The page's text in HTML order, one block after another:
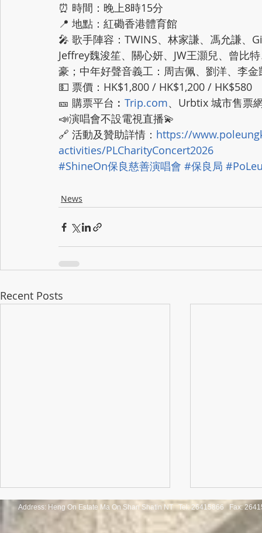
⏰ 時間：晚上8時15分
📍 地點：紅磡香港體育館
🎤 歌手陣容：TWINS、林家謙、馮允謙、
Jeffrey魏浚笙、關心妍、JW王灝兒、曾比
豪；中年好聲音義工：周吉佩、劉洋、李
💵 票價：HK$1,800 / HK$1,200 / HK$580
🎫 購票平台︰ Trip.com、Urbtix 城市售票
📣演唱會不設電視直播💫
🔗 活動及贊助詳情： https://
activities/PLCharityConcert2026
#ShineOn保良慈善演唱會 #保良局
News
Recent Posts
Address: Heng On Estate Ma On Shan Shatin NT Tel: 26415866 Fax: